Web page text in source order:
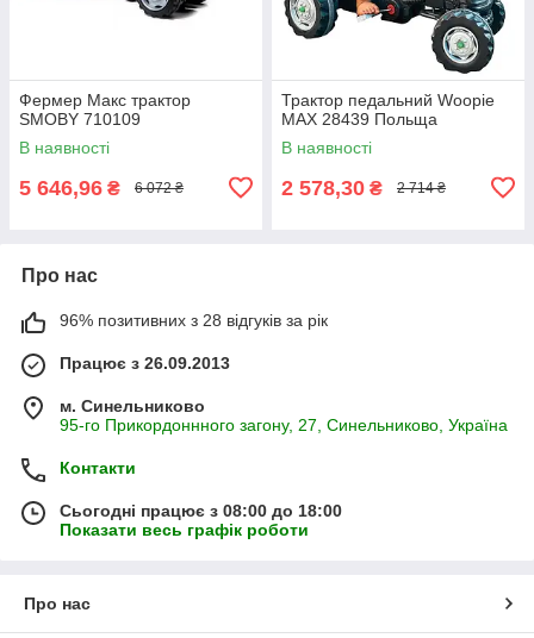
Фермер Макс трактор
SMOBY 710109
В наявності
5 646,96 ₴ 6 072 ₴
Трактор педальний Woopie
MAX 28439 Польща
В наявності
2 578,30 ₴ 2 714 ₴
Про нас
96% позитивних з 28 відгуків за рік
Працює з 26.09.2013
м. Синельниково
95-го Прикордоннного загону, 27, Синельниково, Україна
Контакти
Сьогодні працює з 08:00 до 18:00
Показати весь графік роботи
Про нас